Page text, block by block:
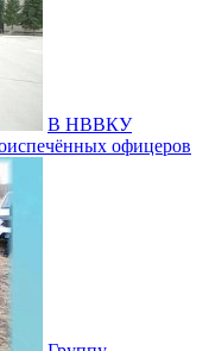
В НВВКУ
офицеров